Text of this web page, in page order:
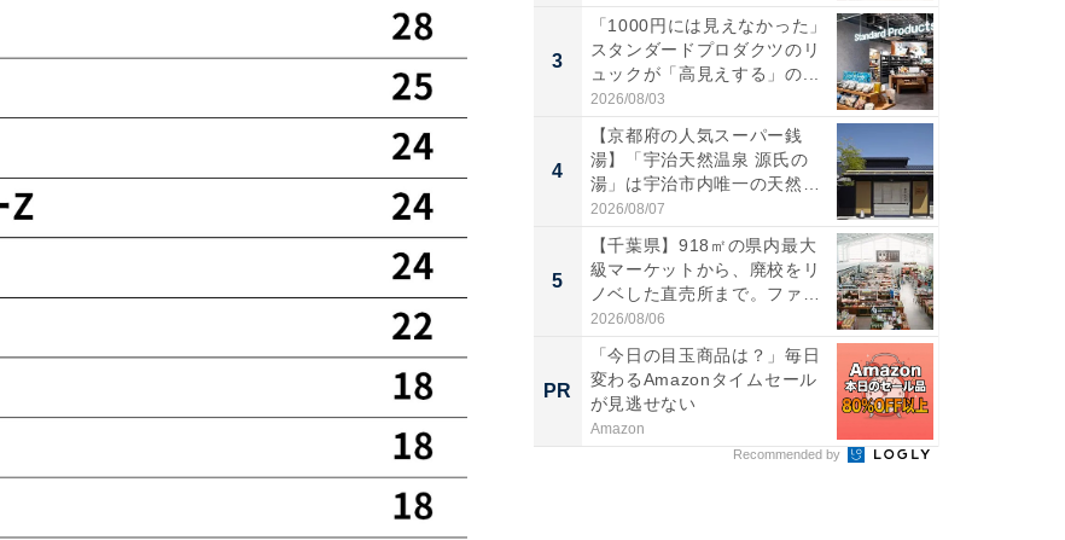
3
「1000円には見えなかった」
スタンダードプロダクツのリ
ュックが「高見えする」の...
2026/08/03
4
【京都府の人気スーパー銭
湯】「宇治天然温泉 源氏の
湯」は宇治市内唯一の天然温
泉と...
2026/08/07
5
【千葉県】918㎡の県内最大
級マーケットから、廃校をリ
ノベした直売所まで。ファ
ー...
2026/08/06
PR
「今日の目玉商品は？」毎日
変わるAmazonタイムセール
が見逃せない
Amazon
Recommended by